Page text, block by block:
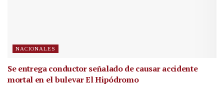
NACIONALES
Se entrega conductor señalado de causar accidente
mortal en el bulevar El Hipódromo